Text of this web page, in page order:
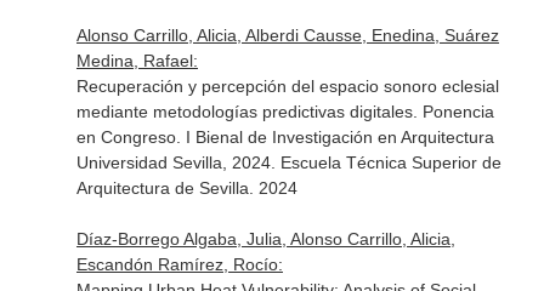
Alonso Carrillo, Alicia, Alberdi Causse, Enedina, Suárez
Medina, Rafael:
Recuperación y percepción del espacio sonoro eclesial
mediante metodologías predictivas digitales. Ponencia
en Congreso. I Bienal de Investigación en Arquitectura
Universidad Sevilla, 2024. Escuela Técnica Superior de
Arquitectura de Sevilla. 2024
Díaz-Borrego Algaba, Julia, Alonso Carrillo, Alicia,
Escandón Ramírez, Rocío: